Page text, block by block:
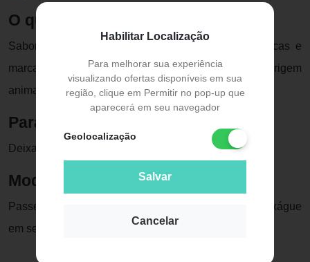
Habilitar Localização
Para melhorar sua experiência
visualizando ofertas disponíveis em sua
região, clique em Permitir no pop-up que
aparecerá em seu navegador
Geolocalização
Salvar
Cancelar
O que é
Sabonete de Glicerina vegetal com fragrâncias únicas e
marcantes. Livre de parabenos e ingredientes de origem
animal.
Para que serve
Deixa a pele macia e perfumada.
Modo de usar
Passe o sabonete Phebo nas mãos e pelo corpo. Enxágue
em seguida.